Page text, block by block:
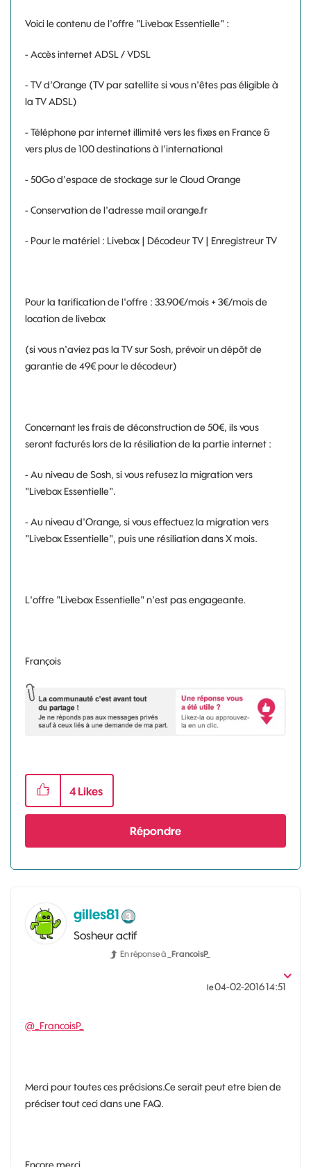
Voici le contenu de l'offre "Livebox Essentielle" :
- Accès internet ADSL / VDSL
- TV d'Orange (TV par satellite si vous n'êtes pas éligible à
la TV ADSL)
- Téléphone par internet illimité vers les fixes en France &
vers plus de 100 destinations à l’international
- 50Go d'espace de stockage sur le Cloud Orange
- Conservation de l'adresse mail orange.fr
- Pour le matériel : Livebox | Décodeur TV | Enregistreur TV
Pour la tarification de l'offre : 33.90€/mois + 3€/mois de
location de livebox
(si vous n'aviez pas la TV sur Sosh, prévoir un dépôt de
garantie de 49€ pour le décodeur)
Concernant les frais de déconstruction de 50€, ils vous
seront facturés lors de la résiliation de la partie internet :
- Au niveau de Sosh, si vous refusez la migration vers
"Livebox Essentielle".
- Au niveau d'Orange, si vous effectuez la migration vers
"Livebox Essentielle", puis une résiliation dans X mois.
L'offre "Livebox Essentielle" n'est pas engageante.
François
4Likes
Répondre
gilles81
Sosheur actif
En réponse à _FrancoisP_
le‎04-02-201614:51
@_FrancoisP_
Merci pour toutes ces précisions.Ce serait peut etre bien de
préciser tout ceci dans une FAQ.